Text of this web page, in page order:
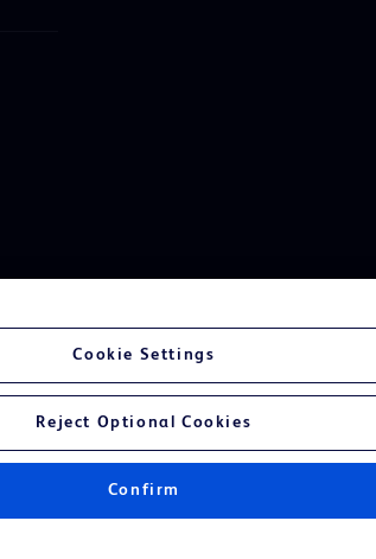
Cookie Settings
Reject Optional Cookies
Confirm